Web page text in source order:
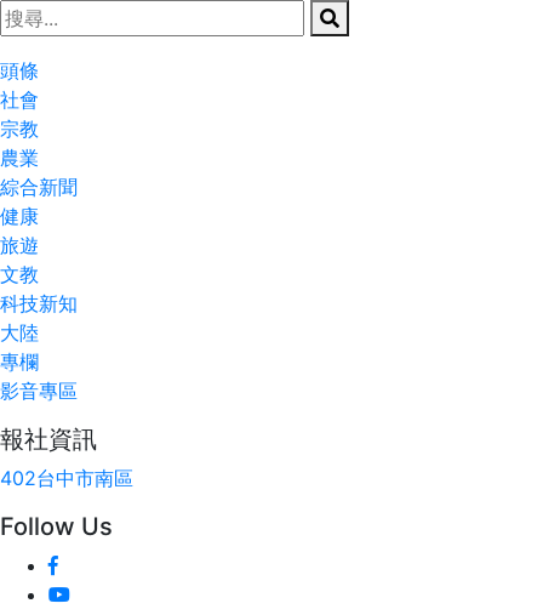
頭條
社會
宗教
農業
綜合新聞
健康
旅遊
文教
科技新知
大陸
專欄
影音專區
報社資訊
402台中市南區
Follow Us